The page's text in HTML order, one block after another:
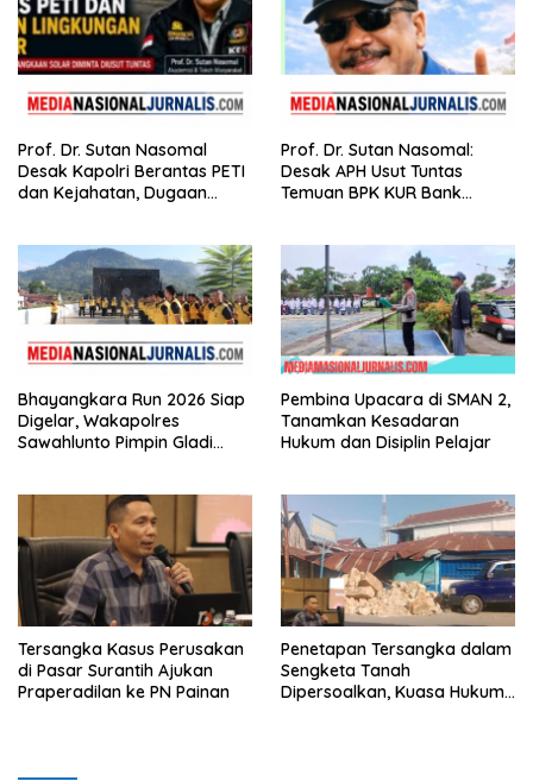
Prof. Dr. Sutan Nasomal
Desak Kapolri Berantas PETI
dan Kejahatan, Dugaan
Prof. Dr. Sutan Nasomal:
Desak APH Usut Tuntas
Temuan BPK KUR Bank
Bhayangkara Run 2026 Siap
Digelar, Wakapolres
Sawahlunto Pimpin Gladi
Pembina Upacara di SMAN 2,
Tanamkan Kesadaran
Hukum dan Disiplin Pelajar
Tersangka Kasus Perusakan
di Pasar Surantih Ajukan
Praperadilan ke PN Painan
Penetapan Tersangka dalam
Sengketa Tanah
Dipersoalkan, Kuasa Hukum